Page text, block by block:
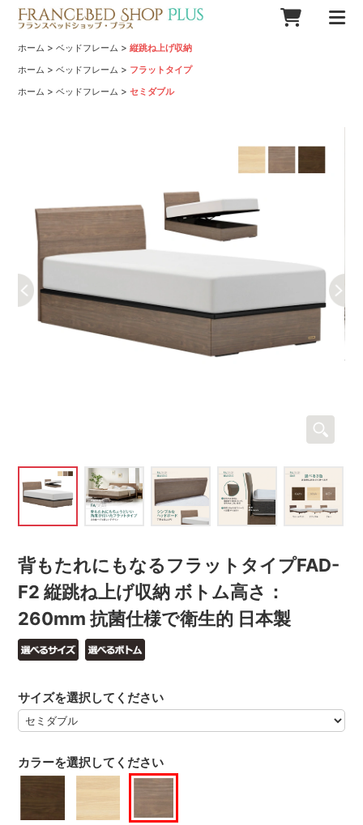
ホーム >ベッドフレーム >縦跳ね上げ収納
ホーム >ベッドフレーム > フラットタイプ
ホーム >ベッドフレーム >セミダブル
背もたれにもなるフラットタイプFAD-
F2 縦跳ね上げ収納 ボトム高さ：
260mm 抗菌仕様で衛生的 日本製
カラーを選択してください
サイズを選択してください